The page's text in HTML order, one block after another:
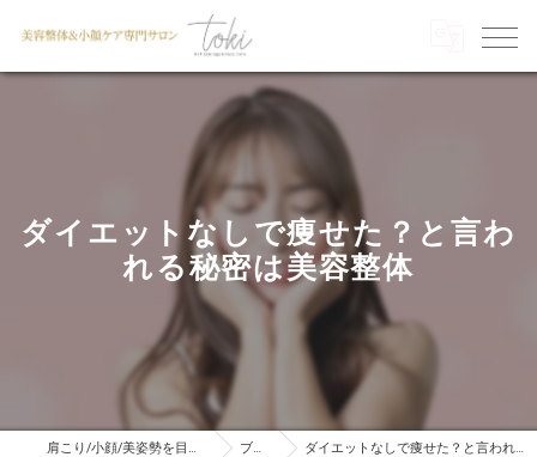
ダイエットなしで痩せた？と言わ
れる秘密は美容整体
肩こり/小顔/美姿勢を目指すならTOKI ブログ ダイエットなしで痩せた？と言われる秘密は美容整体